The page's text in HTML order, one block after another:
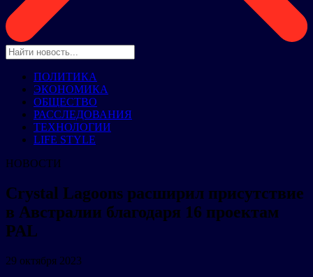
ПОЛИТИКА
ЭКОНОМИКА
ОБЩЕСТВО
РАССЛЕДОВАНИЯ
ТЕХНОЛОГИИ
LIFE STYLE
НОВОСТИ
Crystal Lagoons расширил присутствие
в Австралии благодаря 16 проектам
PAL
29 октября 2023